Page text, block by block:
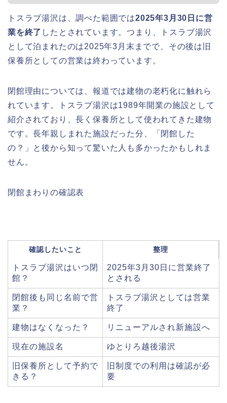
トスラブ湯沢は、調べた範囲では2025年3月30日に営
業を終了 したとされています。つまり、トスラブ湯沢
として泊まれたのは2025年3月末までで、その後は旧
保養所としての営業は終わっています。
閉館理由については、報道では建物の老朽化に触れら
れています。トスラブ湯沢は1989年開業の施設として
紹介されており、長く保養所として使われてきた建物
です。長年親しまれた施設だった分、「閉館した
の？」と後から知って驚いた人も多かったかもしれま
せん。
閉館まわりの確認表
確認したいこと 整理
トスラブ湯沢はいつ閉
館？
2025年3月30日に営業終了
とされる
閉館後も同じ名前で営
業？
トスラブ湯沢としては営業
終了
建物はなくなった？ リニューアルされ新施設へ
現在の施設名 ゆとりろ越後湯沢
旧保養所として予約で
きる？
旧制度での利用は確認が必
要